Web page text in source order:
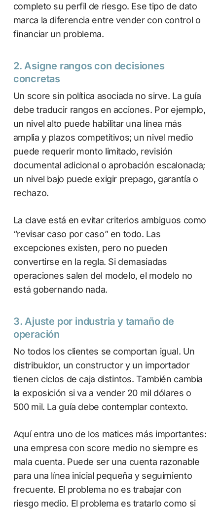
completo su perfil de riesgo. Ese tipo de dato
marca la diferencia entre vender con control o
financiar un problema.
2. Asigne rangos con decisiones
concretas
Un score sin política asociada no sirve. La guía
debe traducir rangos en acciones. Por ejemplo,
un nivel alto puede habilitar una línea más
amplia y plazos competitivos; un nivel medio
puede requerir monto limitado, revisión
documental adicional o aprobación escalonada;
un nivel bajo puede exigir prepago, garantía o
rechazo.
La clave está en evitar criterios ambiguos como
“revisar caso por caso” en todo. Las
excepciones existen, pero no pueden
convertirse en la regla. Si demasiadas
operaciones salen del modelo, el modelo no
está gobernando nada.
3. Ajuste por industria y tamaño de
operación
No todos los clientes se comportan igual. Un
distribuidor, un constructor y un importador
tienen ciclos de caja distintos. También cambia
la exposición si va a vender 20 mil dólares o
500 mil. La guía debe contemplar contexto.
Aquí entra uno de los matices más importantes:
una empresa con score medio no siempre es
mala cuenta. Puede ser una cuenta razonable
para una línea inicial pequeña y seguimiento
frecuente. El problema no es trabajar con
riesgo medio. El problema es tratarlo como si